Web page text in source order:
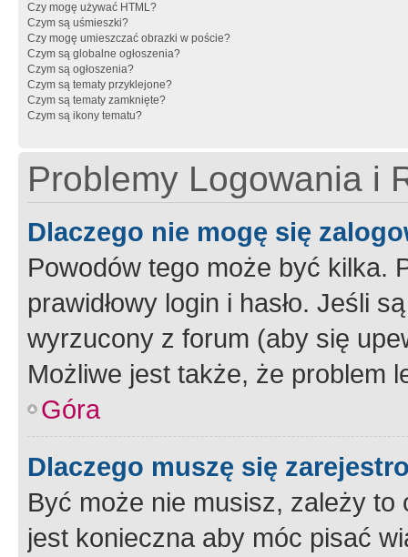
Czy mogę używać HTML?
Czym są uśmieszki?
Czy mogę umieszczać obrazki w poście?
Czym są globalne ogłoszenia?
Czym są ogłoszenia?
Czym są tematy przyklejone?
Czym są tematy zamknięte?
Czym są ikony tematu?
Problemy Logowania i
Dlaczego nie mogę się
Powodów tego może być kilka.
prawidłowy login i hasło. Jeśli
wyrzucony z forum (aby się
Możliwe jest także, że problem
Góra
Dlaczego muszę się
Być może nie musisz, zależy
jest konieczna aby móc pisać